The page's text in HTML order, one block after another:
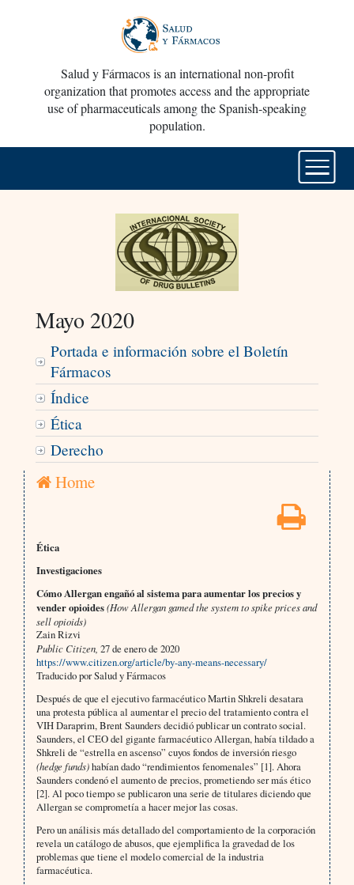
Salud y Fármacos is an international non-profit
organization that promotes access and the appropriate
use of pharmaceuticals among the Spanish-speaking
population.
Mayo 2020
Portada e información sobre el Boletín
Fármacos
Índice
Ética
Derecho
Home
Ética
Investigaciones
Cómo Allergan engañó al sistema para aumentar los precios y
vender opioides(How Allergan gamed the system to spike prices and
sell opioids)
Zain Rizvi
Public Citizen, 27 de enero de 2020
https://www.citizen.org/article/by-any-means-necessary/
Traducido por Salud y Fármacos
Después de que el ejecutivo farmacéutico Martin Shkreli desatara
una protesta pública al aumentar el precio del tratamiento contra el
VIH Daraprim, Brent Saunders decidió publicar un contrato social.
Saunders, el CEO del gigante farmacéutico Allergan, había tildado a
Shkreli de “estrella en ascenso” cuyos fondos de inversión riesgo
(hedge funds)habían dado “rendimientos fenomenales” [1]. Ahora
Saunders condenó el aumento de precios, prometiendo ser más ético
[2]. Al poco tiempo se publicaron una serie de titulares diciendo que
Allergan se comprometía a hacer mejor las cosas.
Pero un análisis más detallado del comportamiento de la corporación
revela un catálogo de abusos, que ejemplifica la gravedad de los
problemas que tiene el modelo comercial de la industria
farmacéutica.